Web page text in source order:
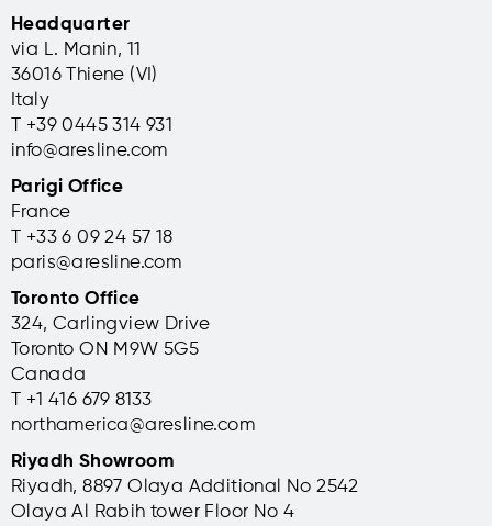
Headquarter
via L. Manin, 11
36016 Thiene (VI)
Italy
T +39 0445 314 931
info@aresline.com
Parigi Office
France
T +33 6 09 24 57 18
paris@aresline.com
Toronto Office
324, Carlingview Drive
Toronto ON M9W 5G5
Canada
T +1 416 679 8133
northamerica@aresline.com
Riyadh Showroom
Riyadh, 8897 Olaya Additional No 2542
Olaya Al Rabih tower Floor No 4